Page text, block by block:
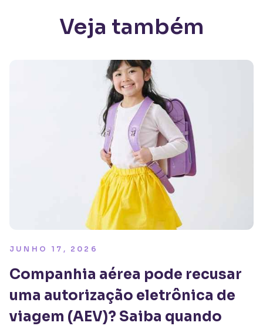
Veja também
JUNHO 17, 2026
Companhia aérea pode recusar
uma autorização eletrônica de
viagem (AEV)? Saiba quando